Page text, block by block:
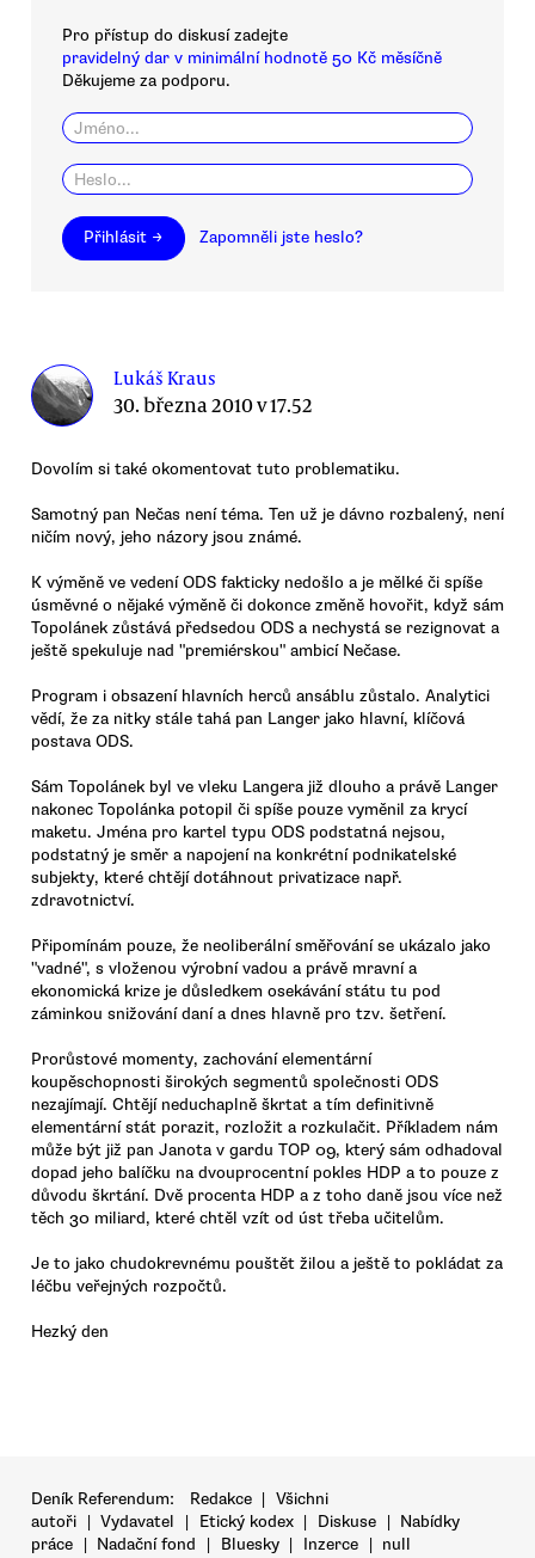
Pro přístup do diskusí zadejte
pravidelný dar v minimální hodnotě 50 Kč měsíčně
Děkujeme za podporu.
Přihlásit → Zapomněli jste heslo?
Lukáš Kraus
30. března 2010 v 17.52
Dovolím si také okomentovat tuto problematiku.
Samotný pan Nečas není téma. Ten už je dávno rozbalený, není
ničím nový, jeho názory jsou známé.
K výměně ve vedení ODS fakticky nedošlo a je mělké či spíše
úsměvné o nějaké výměně či dokonce změně hovořit, když sám
Topolánek zůstává předsedou ODS a nechystá se rezignovat a
ještě spekuluje nad "premiérskou" ambicí Nečase.
Program i obsazení hlavních herců ansáblu zůstalo. Analytici
vědí, že za nitky stále tahá pan Langer jako hlavní, klíčová
postava ODS.
Sám Topolánek byl ve vleku Langera již dlouho a právě Langer
nakonec Topolánka potopil či spíše pouze vyměnil za krycí
maketu. Jména pro kartel typu ODS podstatná nejsou,
podstatný je směr a napojení na konkrétní podnikatelské
subjekty, které chtějí dotáhnout privatizace např.
zdravotnictví.
Připomínám pouze, že neoliberální směřování se ukázalo jako
"vadné", s vloženou výrobní vadou a právě mravní a
ekonomická krize je důsledkem osekávání státu tu pod
záminkou snižování daní a dnes hlavně pro tzv. šetření.
Prorůstové momenty, zachování elementární
koupěschopnosti širokých segmentů společnosti ODS
nezajímají. Chtějí neduchaplně škrtat a tím definitivně
elementární stát porazit, rozložit a rozkulačit. Příkladem nám
může být již pan Janota v gardu TOP 09, který sám odhadoval
dopad jeho balíčku na dvouprocentní pokles HDP a to pouze z
důvodu škrtání. Dvě procenta HDP a z toho daně jsou více než
těch 30 miliard, které chtěl vzít od úst třeba učitelům.
Je to jako chudokrevnému pouštět žilou a ještě to pokládat za
léčbu veřejných rozpočtů.
Hezký den
Deník Referendum: Redakce | Všichni
autoři | Vydavatel | Etický kodex | Diskuse | Nabídky
práce | Nadační fond | Bluesky | Inzerce | null